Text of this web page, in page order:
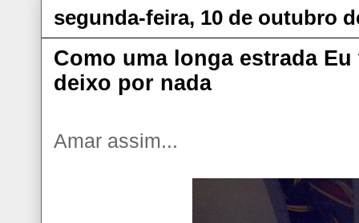
segunda-feira, 10 de outubro
Como uma longa estrada
deixo por nada
Amar assim...